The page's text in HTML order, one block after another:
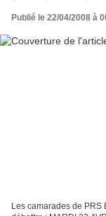
Publié le 22/04/2008 à
Les camarades de PRS